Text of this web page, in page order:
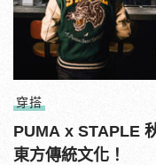
穿搭
PUMA x STAPLE
東方傳統文化！